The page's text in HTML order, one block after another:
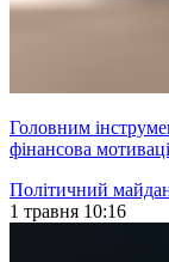
Головним
фінансова
Політичний
1 травня 10:16